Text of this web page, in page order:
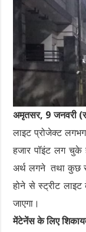
अमृतसर, 9 जनवरी
लाइट प्रोजेक्ट
हजार पॉइंट लग
अर्थ लगने तथा कुछ
होने से स्ट्रीट लाइट
जाएगा।
मेंटेनेंस के लिए